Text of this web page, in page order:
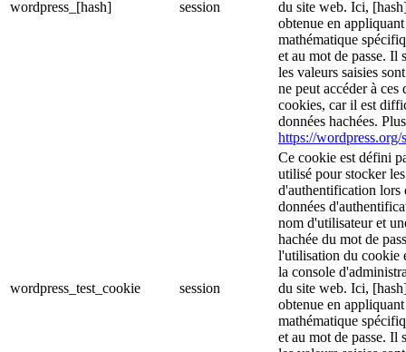
wordpress_[hash] session
du site web. Ici,
obtenue en
mathématique
et au mot de passe. Il
les valeurs saisies
ne peut accéder à ces
cookies, car il est
données hachées.
https://
wordpress_test_cookie session
Ce cookie est défini
utilisé pour stocker
d'authentification lors
données
nom d'utilisateur et
hachée du mot de
l'utilisation du cookie
la console
du site web. Ici,
obtenue en
mathématique
et au mot de passe. Il